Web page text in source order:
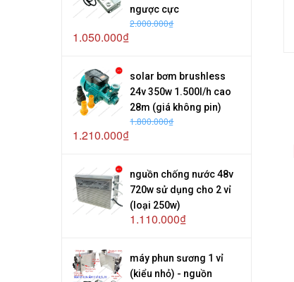
ngược cực
2.000.000₫
1.050.000₫
solar bơm brushless
24v 350w 1.500l/h cao
28m (giá không pin)
1.800.000₫
1.210.000₫
nguồn chống nước 48v
720w sử dụng cho 2 vỉ
(loại 250w)
1.110.000₫
máy phun sương 1 vỉ
(kiểu nhỏ) - nguồn